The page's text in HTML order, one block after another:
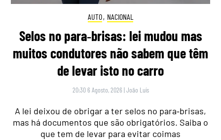
AUTO, NACIONAL
Selos no para‑brisas: lei mudou mas
muitos condutores não sabem que têm
de levar isto no carro
20:30 6 Agosto, 2026 |João Luís
A lei deixou de obrigar a ter selos no para‑brisas,
mas há documentos que são obrigatórios. Saiba o
que tem de levar para evitar coimas